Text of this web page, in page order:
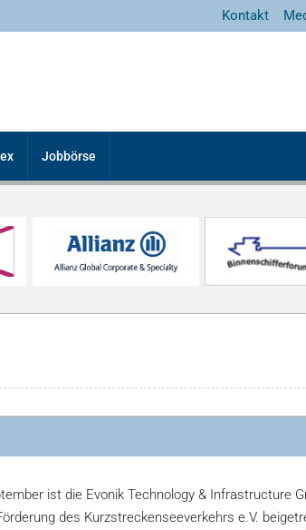
Kontakt
Jobbörse
ist die Evonik Technology & Infrastructure
des Kurzstreckenseeverkehrs e.V.